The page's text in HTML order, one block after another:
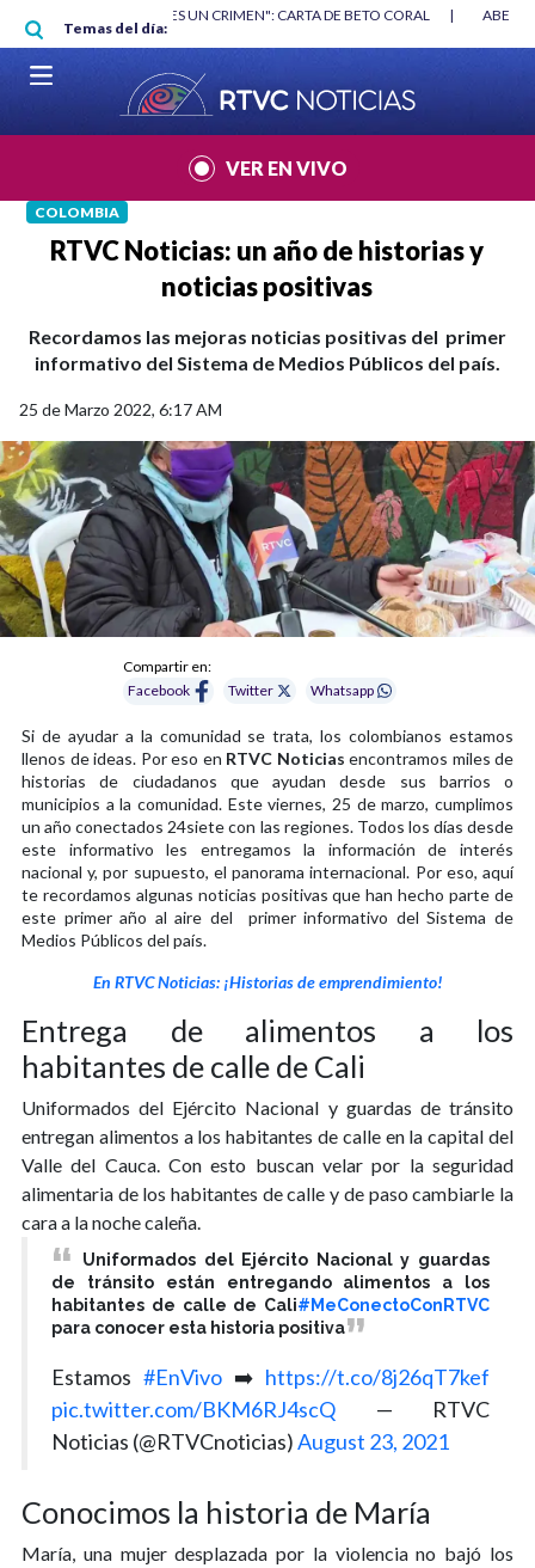
Pasar al contenido principal
Temas del día:
"HABLAR NO ES UN CRIMEN": CARTA DE BETO CORAL |
VER EN VIVO
COLOMBIA
RTVC Noticias: un año de historias y
noticias positivas
Recordamos las mejoras noticias positivas del primer
informativo del Sistema de Medios Públicos del país.
25 de Marzo 2022, 6:17 AM
Compartir en:
Facebook
Twitter Whatsapp
Si de ayudar a la comunidad se trata, los colombianos estamos
llenos de ideas. Por eso en RTVC Noticias encontramos miles de
historias de ciudadanos que ayudan desde sus barrios o
municipios a la comunidad. Este viernes, 25 de marzo, cumplimos
un año conectados 24siete con las regiones. Todos los días desde
este informativo les entregamos la información de interés
nacional y, por supuesto, el panorama internacional. Por eso, aquí
te recordamos algunas noticias positivas que han hecho parte de
este primer año al aire del primer informativo del Sistema de
Medios Públicos del país.
En RTVC Noticias: ¡Historias de emprendimiento!
Entrega de alimentos a los
habitantes de calle de Cali
Uniformados del Ejército Nacional y guardas de tránsito
entregan alimentos a los habitantes de calle en la capital del
Valle del Cauca. Con esto buscan velar por la seguridad
alimentaria de los habitantes de calle y de paso cambiarle la
cara a la noche caleña.
Uniformados del Ejército Nacional y guardas
de tránsito están entregando alimentos a los
habitantes de calle de Cali#MeConectoConRTVC
para conocer esta historia positiva
Estamos #EnVivo ➡️ https://t.co/8j26qT7kef
pic.twitter.com/BKM6RJ4scQ — RTVC
Noticias (@RTVCnoticias)August 23, 2021
Conocimos la historia de María
María, una mujer desplazada por la violencia no bajó los